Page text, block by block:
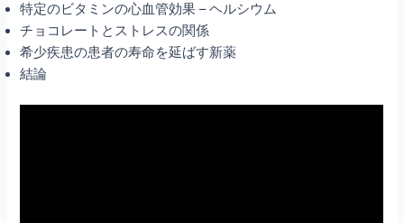
特定のビタミンの心血管効果 – ヘルシウム
チョコレートとストレスの関係
希少疾患の患者の寿命を延ばす新薬
結論